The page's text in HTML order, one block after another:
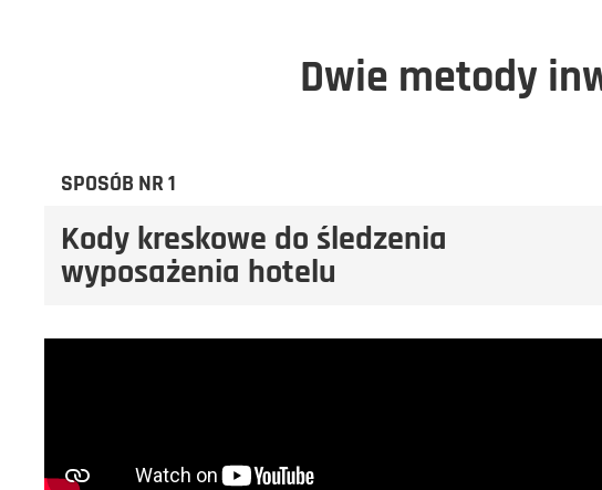
Dwie metody
SPOSÓB NR 1
Kody kreskowe do śledzenia
wyposażenia hotelu